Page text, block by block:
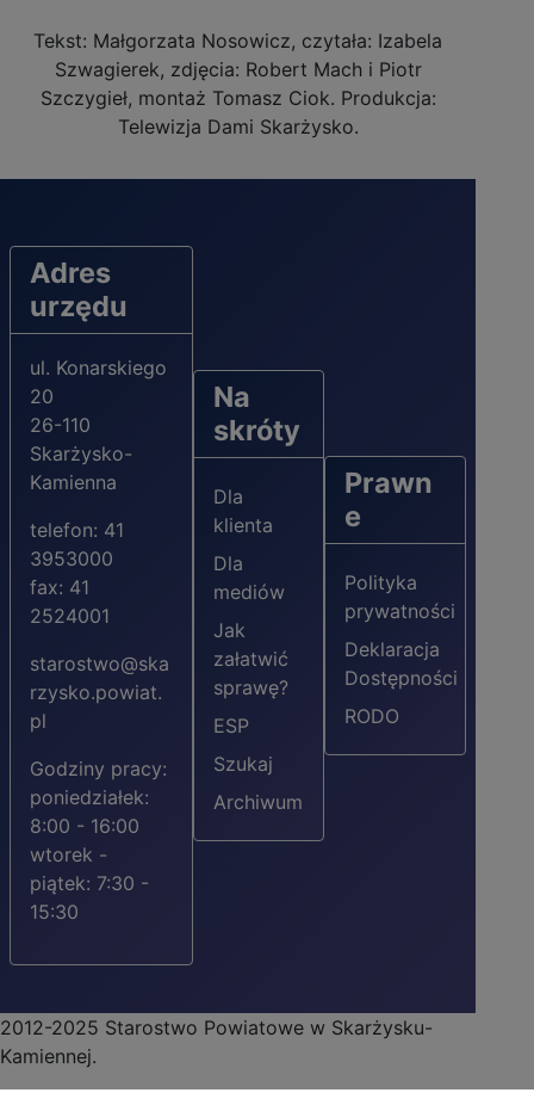
Tekst: Małgorzata Nosowicz, czytała: Izabela
Szwagierek, zdjęcia: Robert Mach i Piotr
Szczygieł, montaż Tomasz Ciok. Produkcja:
Telewizja Dami Skarżysko.
Adres
urzędu
ul. Konarskiego
20
26-110
Skarżysko-
Kamienna
telefon: 41
3953000
fax: 41
2524001
starostwo@ska
rzysko.powiat.
pl
Godziny pracy:
poniedziałek:
8:00 - 16:00
wtorek -
piątek: 7:30 -
15:30
Na
skróty
Dla
klienta
Dla
mediów
Jak
załatwić
sprawę?
ESP
Szukaj
Archiwum
Prawn
e
Polityka
prywatności
Deklaracja
Dostępności
RODO
2012-2025 Starostwo Powiatowe w Skarżysku-
Kamiennej.